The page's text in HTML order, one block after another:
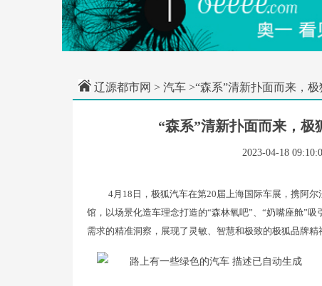
辽源都市网 > 汽车 >“森系”清新扑面而来，
“森系”清新扑面而来，极
2023-04-18
4月18日，极狐汽车在第20届上海国际车展，携阿
馆，以场景化造车理念打造的“森林氧吧”、“奶嘴座舱”
需求的精准洞察，展现了灵敏、智慧和极致的极狐品牌精